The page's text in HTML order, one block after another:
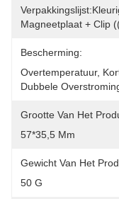
Magneetplaat + Clip
Bescherming:
Overtemperatuur,
Dubbele
Grootte Van Het
57*35,5 Mm
Gewicht Van Het
50 G